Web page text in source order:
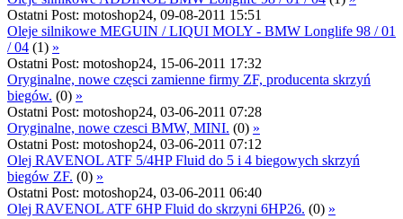
Ostatni Post: motoshop24, 09-08-2011 15:51
Oleje silnikowe MEGUIN / LIQUI MOLY - BMW Longlife 98 / 01
/ 04 (1) »
Ostatni Post: motoshop24, 15-06-2011 17:32
Oryginalne, nowe częsci zamienne firmy ZF, producenta skrzyń
biegów. (0) »
Ostatni Post: motoshop24, 03-06-2011 07:28
Oryginalne, nowe czesci BMW, MINI. (0) »
Ostatni Post: motoshop24, 03-06-2011 07:12
Olej RAVENOL ATF 5/4HP Fluid do 5 i 4 biegowych skrzyń
biegów ZF. (0) »
Ostatni Post: motoshop24, 03-06-2011 06:40
Olej RAVENOL ATF 6HP Fluid do skrzyni 6HP26. (0) »